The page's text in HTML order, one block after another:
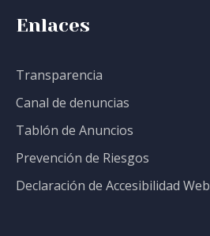
Enlaces
Transparencia
Canal de denuncias
Tablón de Anuncios
Prevención de Riesgos
Declaración de Accesibilidad Web